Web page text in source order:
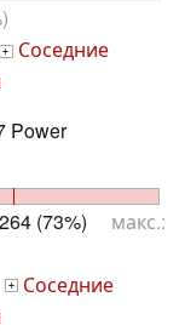
+ Соседние
Power
264 (73%) макс.:
+
Соседние